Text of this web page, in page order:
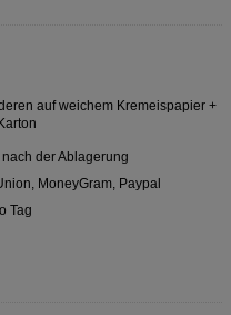
auf weichem Kremeispapier +
der Ablagerung
MoneyGram, Paypal
Tag